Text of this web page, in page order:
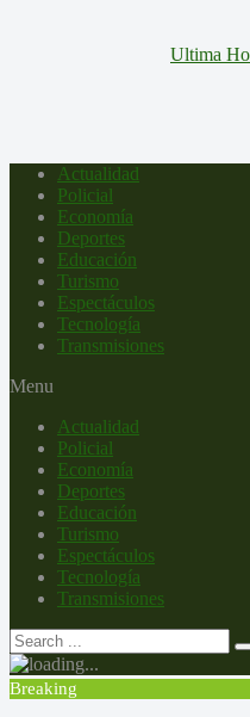
Actualidad
Policial
Economía
Deportes
Educación
Turismo
Espectáculos
Tecnología
Transmisiones
Menu
Actualidad
Policial
Economía
Deportes
Educación
Turismo
Espectáculos
Tecnología
Transmisiones
Breaking